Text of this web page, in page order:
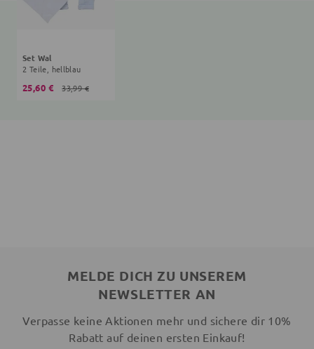
Set Wal
2 Teile, hellblau
25,60 € 33,99 €
MELDE DICH ZU UNSEREM
NEWSLETTER AN
Verpasse keine Aktionen mehr und sichere dir 10%
Rabatt auf deinen ersten Einkauf!